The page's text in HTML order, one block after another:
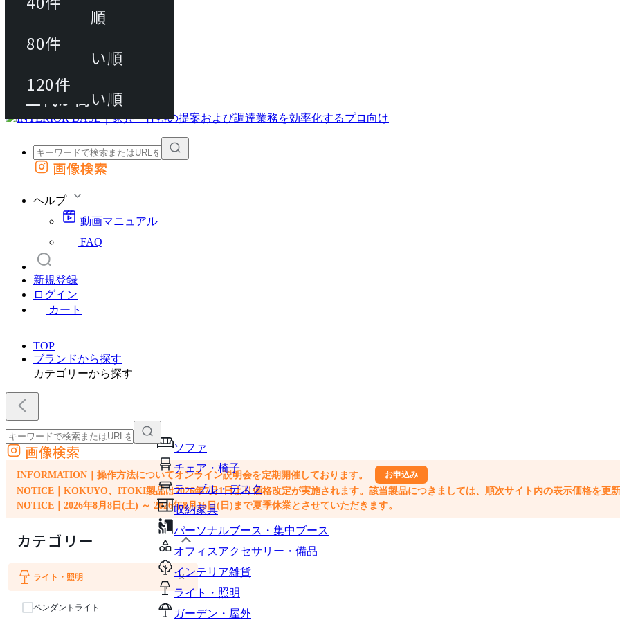
動画マニュアル
FAQ
カート
外部サイトの商品をカートに追加
画像検索
ヘルプ
動画マニュアル
FAQ
新規登録
ログイン
カート
TOP
ブランドから探す
カテゴリーから探す
ソファ
チェア・椅子
テーブル・デスク
収納家具
パーソナルブース・集中ブース
オフィスアクセサリー・備品
インテリア雑貨
ライト・照明
ガーデン・屋外
外部サイトの商品をカートに追加
他のサイトで見つけた商品ページのURLを貼り付けて、カートに追加できます
画像検索
INFORMATION｜操作方法についてオンライン説明会を定期開催しております。 お申込み
NOTICE｜KOKUYO、ITOKI製品は2026年7月1日より価格改定が実施されます。該当製品につきましては、順次サイト内の表示価格を更新
NOTICE｜2026年8月8日(土) ～ 2026年8月16日(日)まで夏季休業とさせていただきます。
カテゴリー
ライト・照明 ×
ペンダントライト
80件
120件
おすすめ順
上代が安い順
上代が高い順
80件
120件